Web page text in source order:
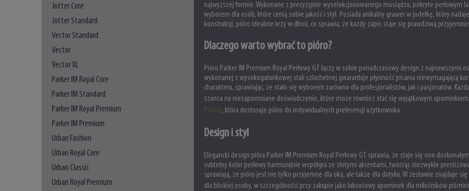
Jotter Core
Jotter Standard
Vector Standard
Vector
Vector XL
Parker IM Royal Core
Parker IM Standard
Parker IM Royal Premium
Parker IM Premium
Urban Fashion
Urban Royal Core
Urban Classic
Urban Royal Premium
najwyższej formie. Wykonane z precyzyjnie wyselekcjonowanego mosiądzu, pokryte perłowym
wyborem dla osób, które cenią sobie jakość i styl. Posiada unikalny grawer w jodełkę, który
konstrukcji, pióro idealnie leży w dłoni, co sprawia, że każdy zapis staje się prawdziwą
Dlaczego warto wybrać to pióro?
Pióro Parker IM Premium Royal Perłowy GT łączy w sobie ponadczasowy design z
wykonanej z wysokogatunkowej stali szlachetnej gwarantuje płynność pisania niewymagającą
charakteru, sprawiając, że stało się wyborem zarówno dla profesjonalistów, jak i pasjonatów.
szansa na niezapomniane doświadczenie, które może również stać się wyjątkowym
Parker, która dostosuje pióro do indywidualnych preferencji użytkownika.
Design i styl
Elegancki design pióra Parker IM Premium Royal Perłowy GT sprawia, że staje się ono
subtelny kolor perłowy harmonijnie współgra ze złotymi akcentami, tworząc niezwykle
sprawiają, że pióro jest nie tylko przyjemne dla oka, ale także dla dotyku. W zestawie znajduje
dla bliskiej osoby, w szczególności przy zakupie jako luksusowy upominek dla miłośników